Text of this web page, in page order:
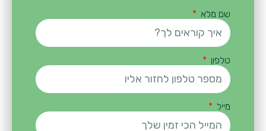
שם מלא
טלפון
מייל